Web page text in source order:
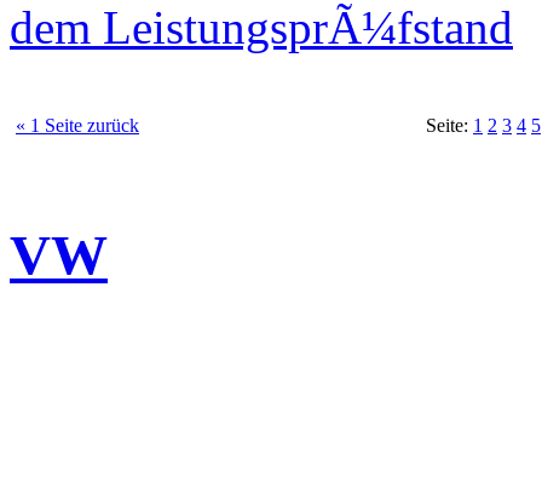
dem LeistungsprÃ¼fstand
« 1 Seite zurück Seite: 1 2 3 4 5
VW